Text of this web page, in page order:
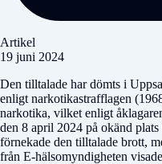
Artikel
19 juni 2024
Den tilltalade har dömts i
enligt narkotikastrafflagen
narkotika, vilket enligt
den 8 april 2024 på okänd
förnekade den tilltalade brott,
från E-hälsomyndigheten